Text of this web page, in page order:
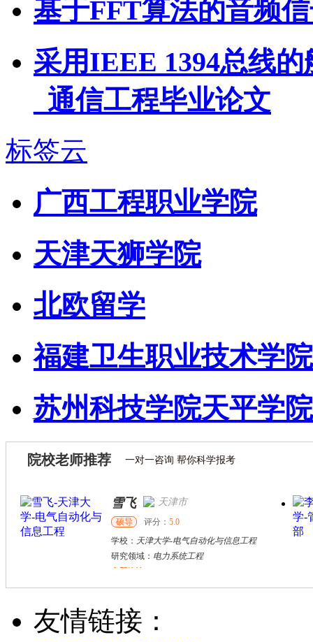
基于FFT算法的音频
采用IEEE 1394总线
_通信工程毕业论文
标签云
广西工程职业学院
天津天狮学院
北欧留学
福建卫生职业技术学院
苏州科技学院天平学院
院校老师推荐 一对一咨询 帮你科学报考
雪飞 天津市
硕导 评分： 5.0
学校： 天津大学-电气自动化与信息工程
研究领域： 电力系统工程
立即咨询
戴稳胜 北京市
博导
学校：中国人民大学
友情链接：